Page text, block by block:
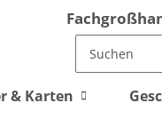
& Karten